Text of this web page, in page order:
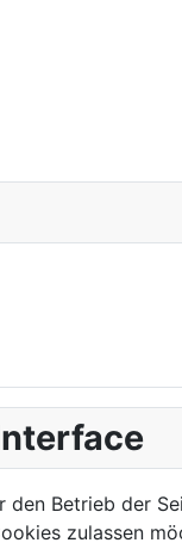
Betrieb der
zulassen